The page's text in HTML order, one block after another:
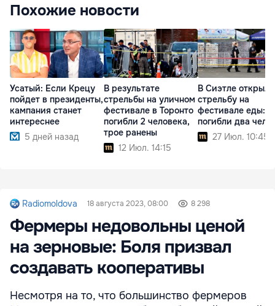
Похожие новости
Усатый: Если Крецу
пойдет в президенты,
кампания станет
интереснее
5 дней назад
В результате
стрельбы на уличном
фестивале в Торонто
погибли 2 человека,
трое ранены
12 Июл. 14:15
В Сиэтле открыли
стрельбу на
фестивале еды:
погибли два
27 Июл. 10:45
Radiomoldova 18 августа 2023, 08:00 8 298
Фермеры недовольны ценой
на зерновые: Боля призвал
создавать кооперативы
Несмотря на то, что большинство фермеров